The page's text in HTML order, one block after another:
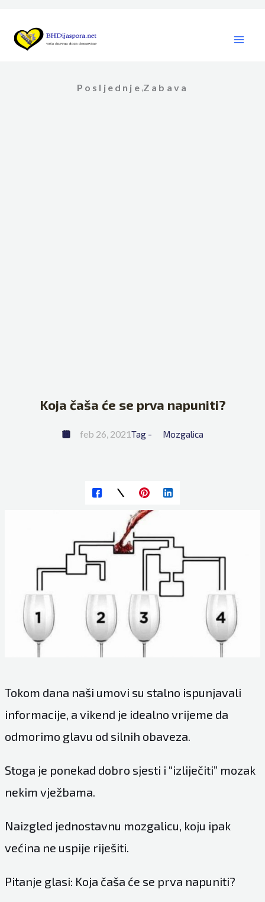
content
Posljednje ,Zabava
Koja čaša će se prva napuniti?
feb 26, 2021Tag - Mozgalica
Tokom dana naši umovi su stalno ispunjavali
informacije, a vikend je idealno vrijeme da
odmorimo glavu od silnih obaveza.
Stoga je ponekad dobro sjesti i “izliječiti” mozak
nekim vježbama.
Naizgled jednostavnu mozgalicu, koju ipak
većina ne uspije riješiti.
Pitanje glasi: Koja čaša će se prva napuniti?